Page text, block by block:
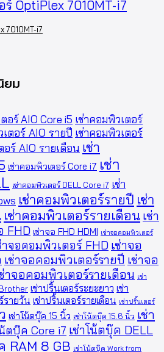
7010MT-i7
ยม
อร์ AIO Core i5 เช่าคอมพิวเตอร์
เตอร์ AIO รายปี เช่าคอมพิวเตอร์
อร์ AIO รายเดือน เช่า
เช่าคอมพิวเตอร์ Core i7 เช่า
เช่าคอมพิวเตอร์ DELL Core i7 เช่า
เช่าคอมพิวเตอร์รายปี เช่า
เช่าคอมพิวเตอร์รายเดือน เช่า
FHD เช่าจอ FHD HDMI เช่าจอคอมพิวเตอร์
าจอคอมพิวเตอร์ FHD เช่าจอ
เช่าจอคอมพิวเตอร์รายปี เช่าจอ
าจอคอมพิวเตอร์รายเดือน เช่า
Brother เช่าปริ้นเตอร์ระยะยาว เช่า
รายวัน เช่าปริ้นเตอร์รายเดือน เช่าปริ้นเตอร์
เช่าโน้ตบุ๊ค 15 นิ้ว เช่าโน้ตบุ๊ค 15.6 นิ้ว เช่า
ตบุ๊ค Core i7 เช่าโน้ตบุ๊ค DELL
RAM 8 GB เช่าโน้ตบุ๊ค Work from